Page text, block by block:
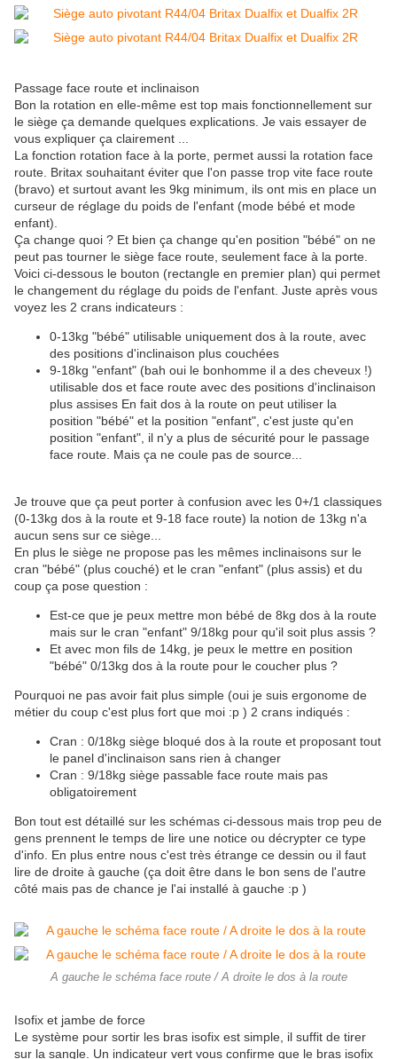
Passage face route et inclinaison
Bon la rotation en elle-même est top mais fonctionnellement sur
le siège ça demande quelques explications. Je vais essayer de
vous expliquer ça clairement ...
La fonction rotation face à la porte, permet aussi la rotation face
route. Britax souhaitant éviter que l'on passe trop vite face route
(bravo) et surtout avant les 9kg minimum, ils ont mis en place un
curseur de réglage du poids de l'enfant (mode bébé et mode
enfant).
Ça change quoi ? Et bien ça change qu'en position "bébé" on ne
peut pas tourner le siège face route, seulement face à la porte.
Voici ci-dessous le bouton (rectangle en premier plan) qui permet
le changement du réglage du poids de l'enfant. Juste après vous
voyez les 2 crans indicateurs :
0-13kg "bébé" utilisable uniquement dos à la route, avec
des positions d'inclinaison plus couchées
9-18kg "enfant" (bah oui le bonhomme il a des cheveux !)
utilisable dos et face route avec des positions d'inclinaison
plus assises En fait dos à la route on peut utiliser la
position "bébé" et la position "enfant", c'est juste qu'en
position "enfant", il n'y a plus de sécurité pour le passage
face route. Mais ça ne coule pas de source...
Je trouve que ça peut porter à confusion avec les 0+/1 classiques
(0-13kg dos à la route et 9-18 face route) la notion de 13kg n'a
aucun sens sur ce siège...
En plus le siège ne propose pas les mêmes inclinaisons sur le
cran "bébé" (plus couché) et le cran "enfant" (plus assis) et du
coup ça pose question :
Est-ce que je peux mettre mon bébé de 8kg dos à la route
mais sur le cran "enfant" 9/18kg pour qu'il soit plus assis ?
Et avec mon fils de 14kg, je peux le mettre en position
"bébé" 0/13kg dos à la route pour le coucher plus ?
Pourquoi ne pas avoir fait plus simple (oui je suis ergonome de
métier du coup c'est plus fort que moi :p ) 2 crans indiqués :
Cran : 0/18kg siège bloqué dos à la route et proposant tout
le panel d'inclinaison sans rien à changer
Cran : 9/18kg siège passable face route mais pas
obligatoirement
Bon tout est détaillé sur les schémas ci-dessous mais trop peu de
gens prennent le temps de lire une notice ou décrypter ce type
d'info. En plus entre nous c'est très étrange ce dessin ou il faut
lire de droite à gauche (ça doit être dans le bon sens de l'autre
côté mais pas de chance je l'ai installé à gauche :p )
A gauche le schéma face route / A droite le dos à la route
Isofix et jambe de force
Le système pour sortir les bras isofix est simple, il suffit de tirer
sur la sangle. Un indicateur vert vous confirme que le bras isofix